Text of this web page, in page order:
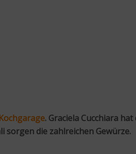
. Graciela Cucchiara
sorgen die zahlreichen Gewürze.